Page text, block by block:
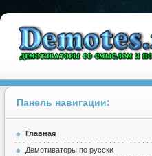
Demotes.ru
Панель навигации:
Главная
Демотиваторы по русски